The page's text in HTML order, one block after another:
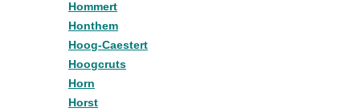
Hommert
Honthem
Hoog-Caestert
Hoogcruts
Horn
Horst